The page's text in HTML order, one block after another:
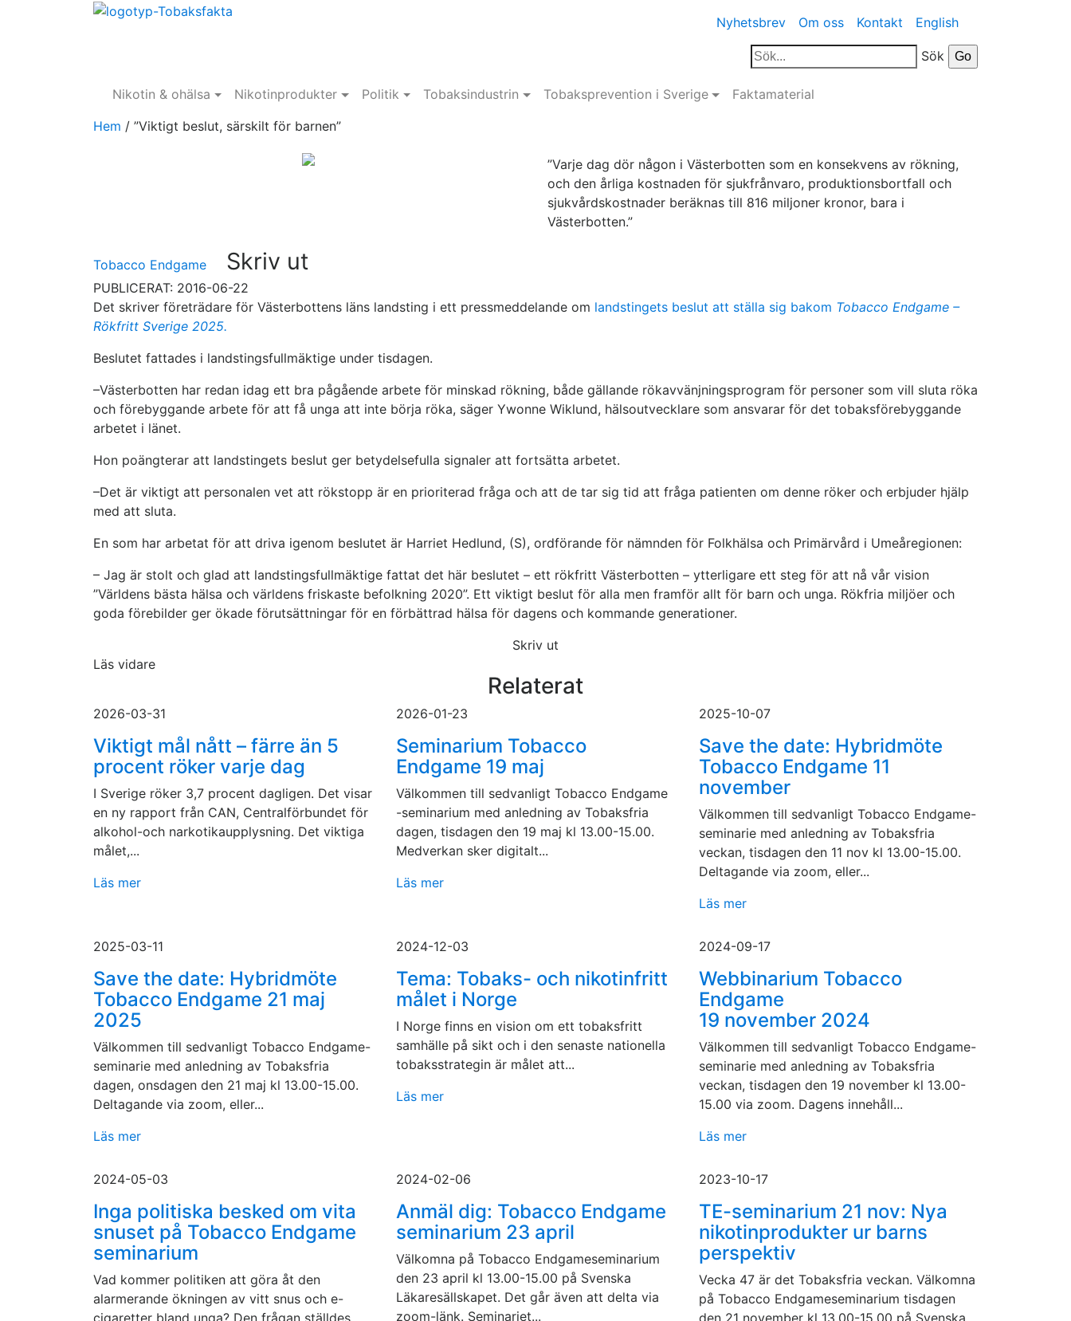
Nyhetsbrev Om oss Kontakt English
Sök
Nikotin & ohälsa Nikotinprodukter Politik Tobaksindustrin Tobaksprevention i Sverige
Faktamaterial
Hem / ”Viktigt beslut, särskilt för barnen”
”Varje dag dör någon i Västerbotten som en konsekvens av rökning,
och den årliga kostnaden för sjukfrånvaro, produktionsbortfall och
sjukvårdskostnader beräknas till 816 miljoner kronor, bara i
Västerbotten.”
Tobacco Endgame Skriv ut
PUBLICERAT: 2016-06-22
Det skriver företrädare för Västerbottens läns landsting i ett pressmeddelande om landstingets beslut att ställa sig bakom Tobacco Endgame –
Rökfritt Sverige 2025.
Beslutet fattades i landstingsfullmäktige under tisdagen.
–Västerbotten har redan idag ett bra pågående arbete för minskad rökning, både gällande rökavvänjningsprogram för personer som vill sluta röka
och förebyggande arbete för att få unga att inte börja röka, säger Ywonne Wiklund, hälsoutvecklare som ansvarar för det tobaksförebyggande
arbetet i länet.
Hon poängterar att landstingets beslut ger betydelsefulla signaler att fortsätta arbetet.
–Det är viktigt att personalen vet att rökstopp är en prioriterad fråga och att de tar sig tid att fråga patienten om denne röker och erbjuder hjälp
med att sluta.
En som har arbetat för att driva igenom beslutet är Harriet Hedlund, (S), ordförande för nämnden för Folkhälsa och Primärvård i Umeåregionen:
– Jag är stolt och glad att landstingsfullmäktige fattat det här beslutet – ett rökfritt Västerbotten – ytterligare ett steg för att nå vår vision
”Världens bästa hälsa och världens friskaste befolkning 2020”. Ett viktigt beslut för alla men framför allt för barn och unga. Rökfria miljöer och
goda förebilder ger ökade förutsättningar för en förbättrad hälsa för dagens och kommande generationer.
Skriv ut
Läs vidare
Relaterat
2026-03-31
Viktigt mål nått – färre än 5
procent röker varje dag
I Sverige röker 3,7 procent dagligen. Det visar
en ny rapport från CAN, Centralförbundet för
alkohol-och narkotikaupplysning. Det viktiga
målet,...
Läs mer
2026-01-23
Seminarium Tobacco
Endgame 19 maj
Välkommen till sedvanligt Tobacco Endgame
-seminarium med anledning av Tobaksfria
dagen, tisdagen den 19 maj kl 13.00-15.00.
Medverkan sker digitalt...
Läs mer
2025-10-07
Save the date: Hybridmöte
Tobacco Endgame 11
november
Välkommen till sedvanligt Tobacco Endgame-
seminarie med anledning av Tobaksfria
veckan, tisdagen den 11 nov kl 13.00-15.00.
Deltagande via zoom, eller...
Läs mer
2025-03-11
Save the date: Hybridmöte
Tobacco Endgame 21 maj
2025
Välkommen till sedvanligt Tobacco Endgame-
seminarie med anledning av Tobaksfria
dagen, onsdagen den 21 maj kl 13.00-15.00.
Deltagande via zoom, eller...
Läs mer
2024-12-03
Tema: Tobaks- och nikotinfritt
målet i Norge
I Norge finns en vision om ett tobaksfritt
samhälle på sikt och i den senaste nationella
tobaksstrategin är målet att...
Läs mer
2024-09-17
Webbinarium Tobacco
Endgame
19 november 2024
Välkommen till sedvanligt Tobacco Endgame-
seminarie med anledning av Tobaksfria
veckan, tisdagen den 19 november kl 13.00-
15.00 via zoom. Dagens innehåll...
Läs mer
2024-05-03
Inga politiska besked om vita
snuset på Tobacco Endgame
seminarium
Vad kommer politiken att göra åt den
alarmerande ökningen av vitt snus och e-
cigaretter bland unga? Den frågan ställdes
2024-02-06
Anmäl dig: Tobacco Endgame
seminarium 23 april
Välkomna på Tobacco Endgameseminarium
den 23 april kl 13.00-15.00 på Svenska
Läkaresällskapet. Det går även att delta via
zoom-länk. Seminariet...
2023-10-17
TE-seminarium 21 nov: Nya
nikotinprodukter ur barns
perspektiv
Vecka 47 är det Tobaksfria veckan. Välkomna
på Tobacco Endgameseminarium tisdagen
den 21 november kl 13.00-15.00 på Svenska